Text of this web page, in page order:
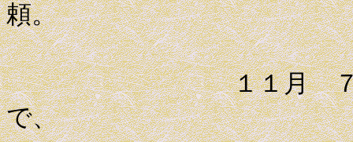
頼。
１１月 ７日 石
で、